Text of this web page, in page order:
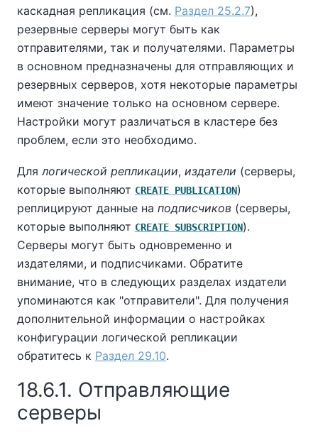
каскадная репликация (см. Раздел 25.2.7),
резервные серверы могут быть как
отправителями, так и получателями. Параметры
в основном предназначены для отправляющих и
резервных серверов, хотя некоторые параметры
имеют значение только на основном сервере.
Настройки могут различаться в кластере без
проблем, если это необходимо.
Длялогической репликации, издатели (серверы,
которые выполняют CREATE PUBLICATION)
реплицируют данные на подписчиков (серверы,
которые выполняют CREATE SUBSCRIPTION).
Серверы могут быть одновременно и
издателями, и подписчиками. Обратите
внимание, что в следующих разделах издатели
упоминаются как "отправители". Для получения
дополнительной информации о настройках
конфигурации логической репликации
обратитесь к Раздел 29.10.
18.6.1. Отправляющие
серверы